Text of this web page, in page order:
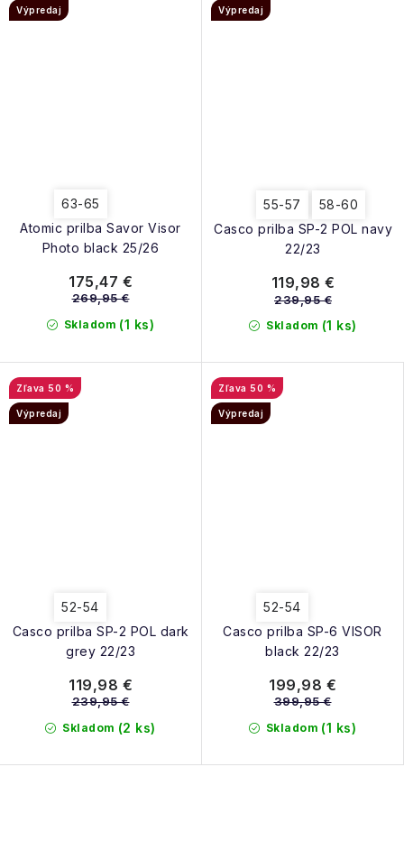
Atomic prilba Savor Visor
Photo black 25/26
Výpredaj
63-65
Skladom (1 ks)
175,47 €
269,95 €
Casco prilba SP-2 POL navy
22/23
Výpredaj
55-57 58-60
Skladom (1 ks)
119,98 €
239,95 €
Casco prilba SP-2 POL dark
grey 22/23
50 %
Výpredaj
52-54
Skladom (2 ks)
119,98 €
239,95 €
Casco prilba SP-6 VISOR
black 22/23
50 %
Výpredaj
52-54
Skladom (1 ks)
199,98 €
399,95 €